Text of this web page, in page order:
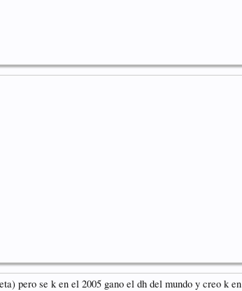
pero se k en el 2005 gano el dh del mundo y creo k